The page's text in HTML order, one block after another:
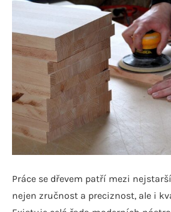
Práce se dřevem patří mezi
nejen zručnost a preciznost, ale i